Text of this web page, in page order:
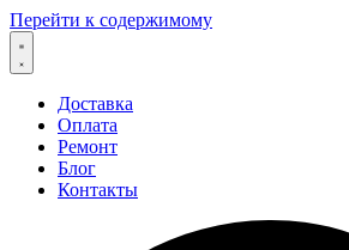
Перейти к содержимому
Доставка
Оплата
Ремонт
Блог
Контакты